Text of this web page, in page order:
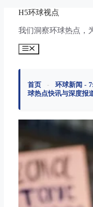
H5环球视点
我们洞察环球热点，
菜
首页 -
环球新闻 -
球热点快讯与深度报